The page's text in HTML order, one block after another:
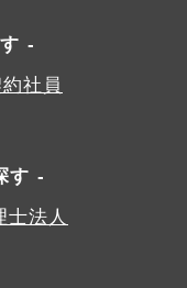
社員
す
士法人